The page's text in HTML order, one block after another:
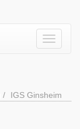
IGS Ginsheim